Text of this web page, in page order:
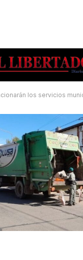
los servicios municipales